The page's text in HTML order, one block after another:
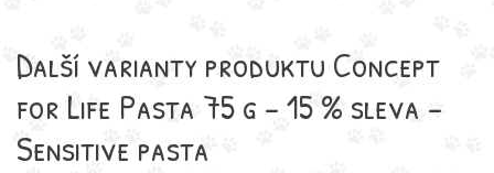
Další varianty produktu Concept
for Life Pasta 75 g - 15 % sleva -
Sensitive pasta